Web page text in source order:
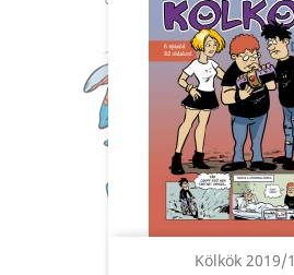
Kölkök 2019/1